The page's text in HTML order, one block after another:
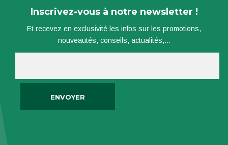
Inscrivez-vous à notre newsletter !
Et recevez en exclusivité les infos sur les promotions,
nouveautés, conseils, actualités,...